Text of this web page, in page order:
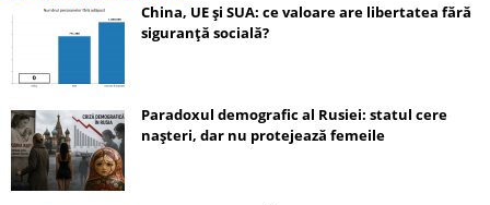
China, UE și SUA: ce valoare are libertatea fără
siguranță socială?
Paradoxul demografic al Rusiei: statul cere
nașteri, dar nu protejează femeile